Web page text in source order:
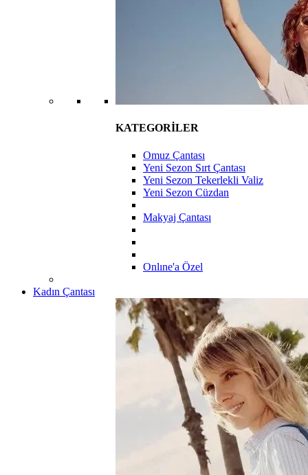
KATEGORİLER
Omuz Çantası
Yeni Sezon Sırt Çantası
Yeni Sezon Tekerlekli Valiz
Yeni Sezon Cüzdan
Makyaj Çantası
Onlıne'a Özel
Kadın Çantası